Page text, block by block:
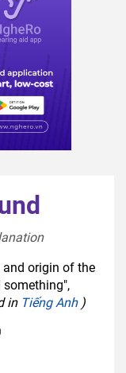
origin of the
in Tiếng Anh)